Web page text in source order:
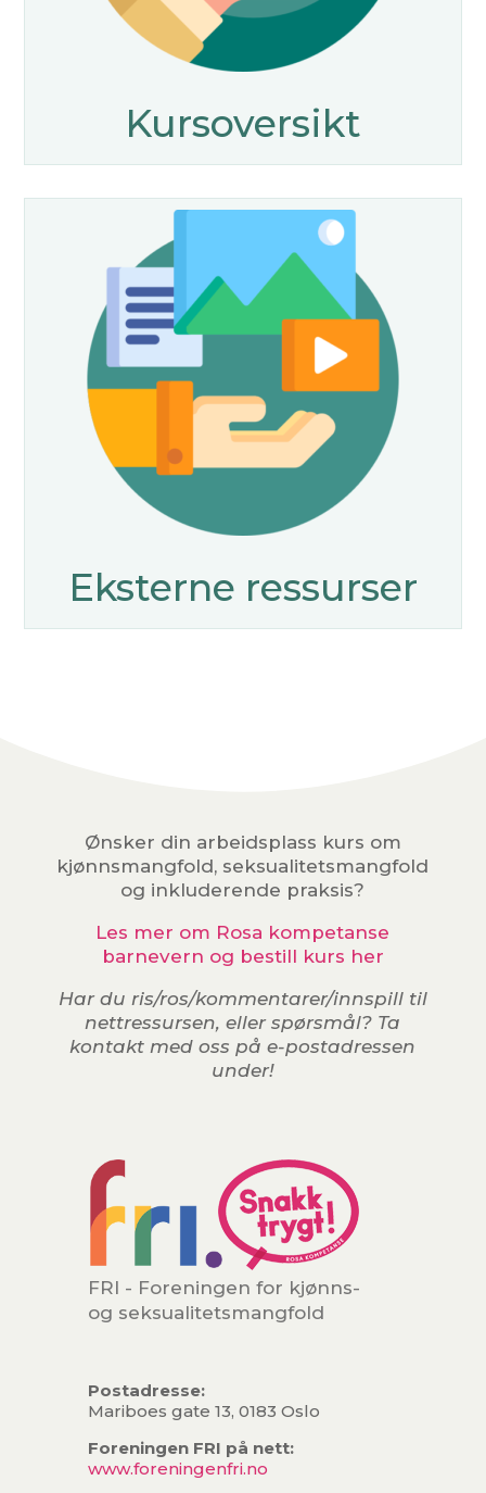
Kursoversikt
Eksterne ressurser
Ønsker din arbeidsplass kurs om
kjønnsmangfold, seksualitetsmangfold
og inkluderende praksis?
Les mer om Rosa kompetanse
barnevern og bestill kurs her
Har du ris/ros/kommentarer/innspill til
nettressursen, eller spørsmål? Ta
kontakt med oss på e-postadressen
under!
FRI - Foreningen for kjønns-
og seksualitetsmangfold
Postadresse:
Mariboes gate 13, 0183 Oslo
Foreningen FRI på nett:
www.foreningenfri.no